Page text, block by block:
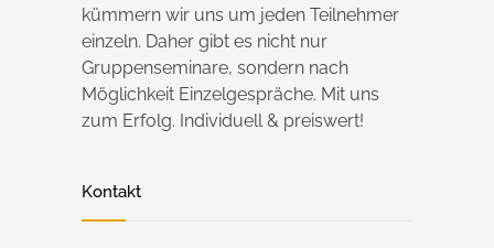
kümmern wir uns um jeden Teilnehmer
einzeln. Daher gibt es nicht nur
Gruppenseminare, sondern nach
Möglichkeit Einzelgespräche. Mit uns
zum Erfolg. Individuell & preiswert!
Kontakt